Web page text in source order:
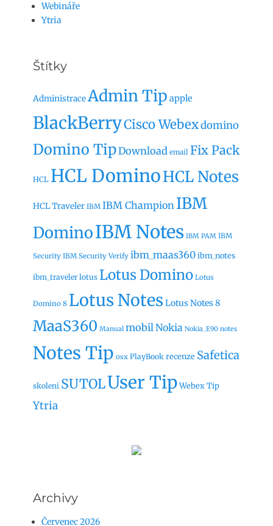
Webináře
Ytria
Štítky
AdministraceAdmin Tip apple
BlackBerryCisco Webexdomino
Domino TipDownload email Fix Pack
HCL HCL DominoHCL Notes
HCL Traveler IBM IBM Champion IBM
DominoIBM Notes IBM PAM IBM
Security IBM Security Verify ibm_maas360ibm_notes
ibm_traveler lotus Lotus Domino Lotus
Domino 8 Lotus Notes Lotus Notes 8
MaaS360 Manual mobilNokia Nokia_E90 notes
Notes Tip osx PlayBook recenze Safetica
skoleni SUTOLUser TipWebex Tip
Ytria
Archivy
Červenec 2026